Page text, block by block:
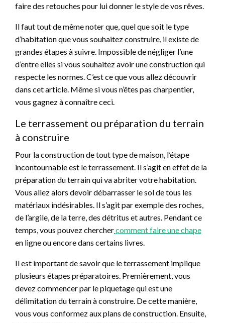
faire des retouches pour lui donner le style de vos rêves.
Il faut tout de même noter que, quel que soit le type
d’habitation que vous souhaitez construire, il existe de
grandes étapes à suivre. Impossible de négliger l’une
d’entre elles si vous souhaitez avoir une construction qui
respecte les normes. C’est ce que vous allez découvrir
dans cet article. Même si vous n’êtes pas charpentier,
vous gagnez à connaître ceci.
Le terrassement ou préparation du terrain
à construire
Pour la construction de tout type de maison, l’étape
incontournable est le terrassement. Il s’agit en effet de la
préparation du terrain qui va abriter votre habitation.
Vous allez alors devoir débarrasser le sol de tous les
matériaux indésirables. Il s’agit par exemple des roches,
de l’argile, de la terre, des détritus et autres. Pendant ce
temps, vous pouvez cherchercomment faire une chape
en ligne ou encore dans certains livres.
Il est important de savoir que le terrassement implique
plusieurs étapes préparatoires. Premièrement, vous
devez commencer par le piquetage qui est une
délimitation du terrain à construire. De cette manière,
vous vous conformez aux plans de construction. Ensuite,